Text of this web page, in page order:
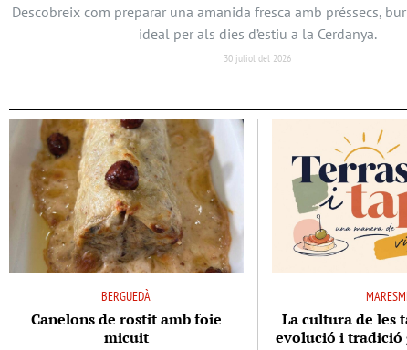
Descobreix com preparar una amanida fresca amb préssecs,
ideal per als dies d’estiu a la Cerdanya.
30 juliol del 2026
BERGUEDÀ
Canelons de rostit amb foie
micuit
La cultura de les
evolució i tradició